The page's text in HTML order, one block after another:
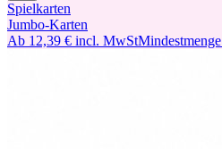
Spielkarten
Jumbo-Karten
Ab 12,39 € incl. MwStMindestmenge